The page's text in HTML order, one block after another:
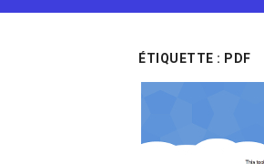
ÉTIQUETTE : PDF